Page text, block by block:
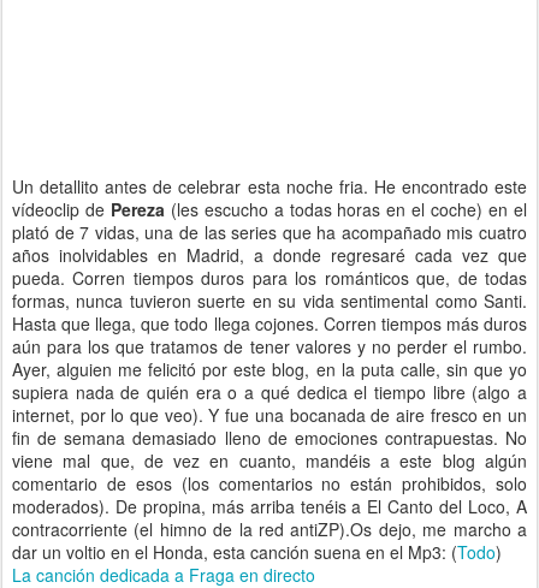
Un detallito antes de celebrar esta noche fria. He encontrado este
vídeoclip de Pereza (les escucho a todas horas en el coche) en el
plató de 7 vidas, una de las series que ha acompañado mis cuatro
años inolvidables en Madrid, a donde regresaré cada vez que
pueda. Corren tiempos duros para los románticos que, de todas
formas, nunca tuvieron suerte en su vida sentimental como Santi.
Hasta que llega, que todo llega cojones. Corren tiempos más duros
aún para los que tratamos de tener valores y no perder el rumbo.
Ayer, alguien me felicitó por este blog, en la puta calle, sin que yo
supiera nada de quién era o a qué dedica el tiempo libre (algo a
internet, por lo que veo). Y fue una bocanada de aire fresco en un
fin de semana demasiado lleno de emociones contrapuestas. No
viene mal que, de vez en cuanto, mandéis a este blog algún
comentario de esos (los comentarios no están prohibidos, solo
moderados). De propina, más arriba tenéis a El Canto del Loco, A
contracorriente (el himno de la red antiZP).Os dejo, me marcho a
dar un voltio en el Honda, esta canción suena en el Mp3: (Todo)
La canción dedicada a Fraga en directo